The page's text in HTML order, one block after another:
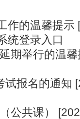
作的温馨提示
统登录入口
期举行的温
试报名的通知
公共课）